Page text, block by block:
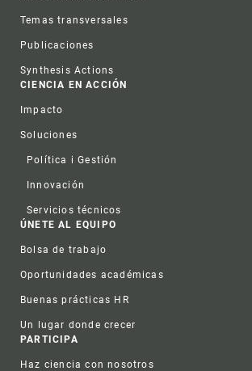
Temas transversales
Publicaciones
Synthesis Actions
CIENCIA EN ACCIÓN
Impacto
Soluciones
Política i Gestión
Innovación
Servicios técnicos
ÚNETE AL EQUIPO
Bolsa de trabajo
Oportunidades académicas
Buenas prácticas HR
Un lugar donde crecer
PARTICIPA
Haz ciencia con nosotros